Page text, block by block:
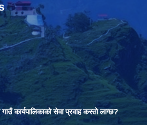
कार्यपालिकाको सेवा प्रवाह कस्तो लाग्छ?